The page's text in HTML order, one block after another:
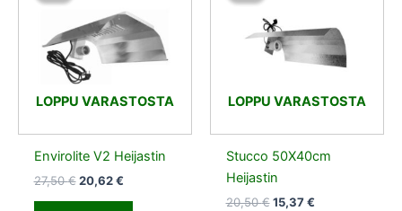
LOPPU VARASTOSTA
Envirolite V2 Heijastin
27,50€
27,50 €.
20,62€
20,62 €.
LOPPU VARASTOSTA
Stucco 50X40cm
Heijastin
20,50€ 15,37€